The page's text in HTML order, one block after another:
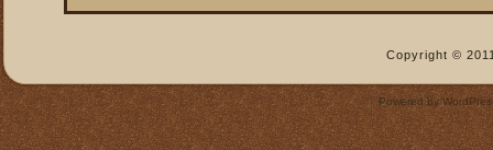
Copyright ©
Powered by